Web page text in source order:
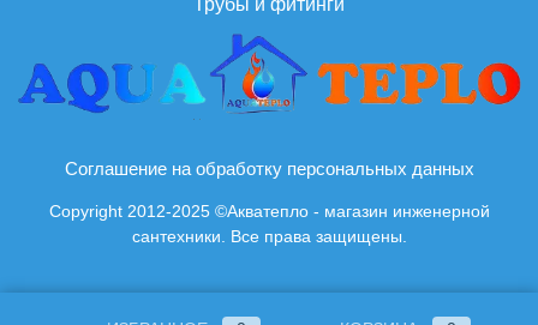
Трубы и фитинги
Соглашение на обработку персональных данных
Copyright 2012-2025 ©Акватепло - магазин инженерной
сантехники. Все права защищены.